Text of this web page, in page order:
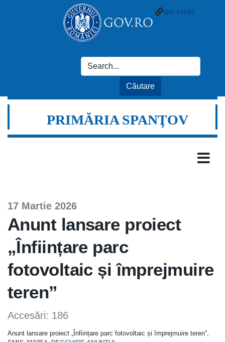
site vechi
PRIMĂRIA SPANŢOV
Anunt lansare proiect
„Înființare parc
fotovoltaic și împrejmuire
teren”
17 Martie 2026
Accesări: 186
Anunt lansare proiect „Înființare parc fotovoltaic și împrejmuire teren”,